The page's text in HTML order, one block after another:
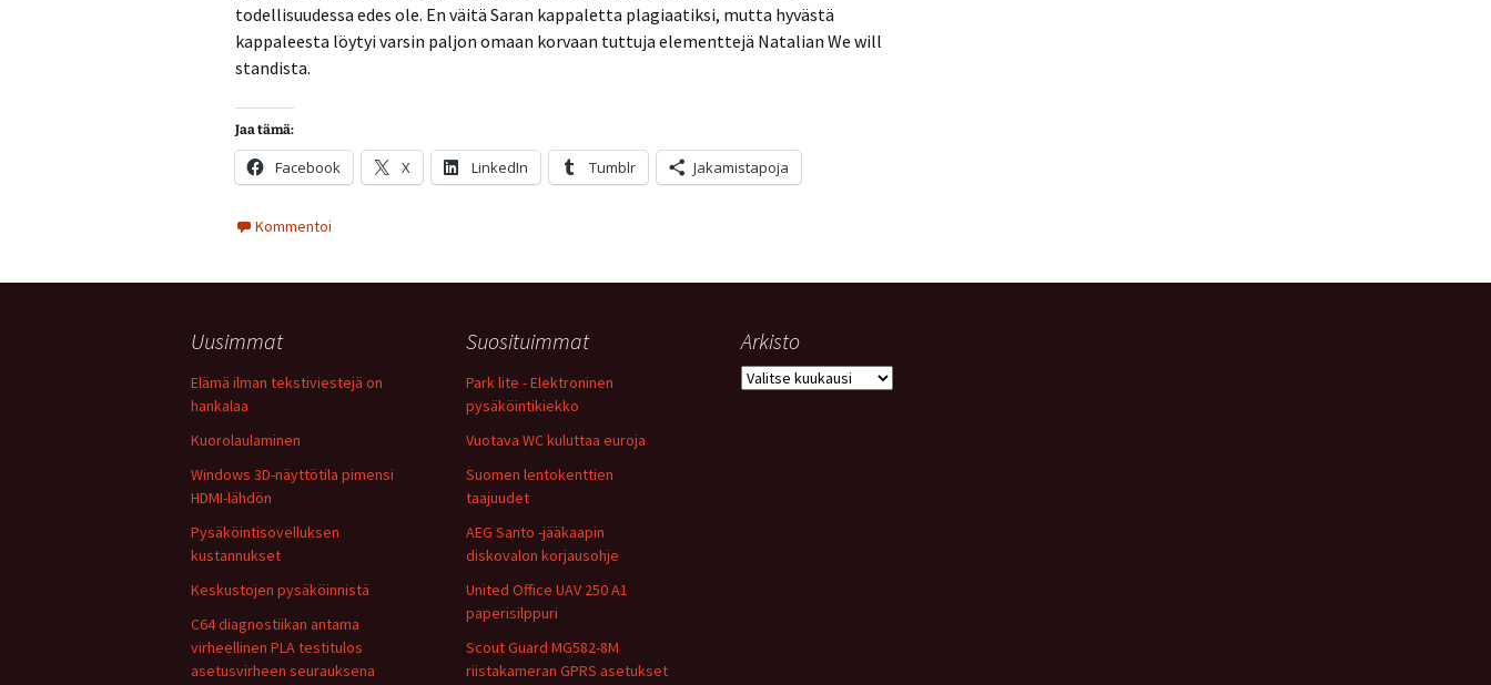
todellisuudessa edes ole. En väitä Saran kappaletta plagiaatiksi, mutta hyvästä
kappaleesta löytyi varsin paljon omaan korvaan tuttuja elementtejä Natalian We will
standista.
Jaa tämä:
Facebook X LinkedIn Tumblr Jakamistapoja
Kommentoi
Uusimmat
Elämä ilman tekstiviestejä on
hankalaa
Kuorolaulaminen
Windows 3D-näyttötila pimensi
HDMI-lähdön
Pysäköintisovelluksen
kustannukset
Keskustojen pysäköinnistä
C64 diagnostiikan antama
virheellinen PLA testitulos
asetusvirheen seurauksena
Suosituimmat
Park lite - Elektroninen
pysäköintikiekko
Vuotava WC kuluttaa euroja
Suomen lentokenttien
taajuudet
AEG Santo -jääkaapin
diskovalon korjausohje
United Office UAV 250 A1
paperisilppuri
Scout Guard MG582-8M
riistakameran GPRS asetukset
Arkisto
Arkisto